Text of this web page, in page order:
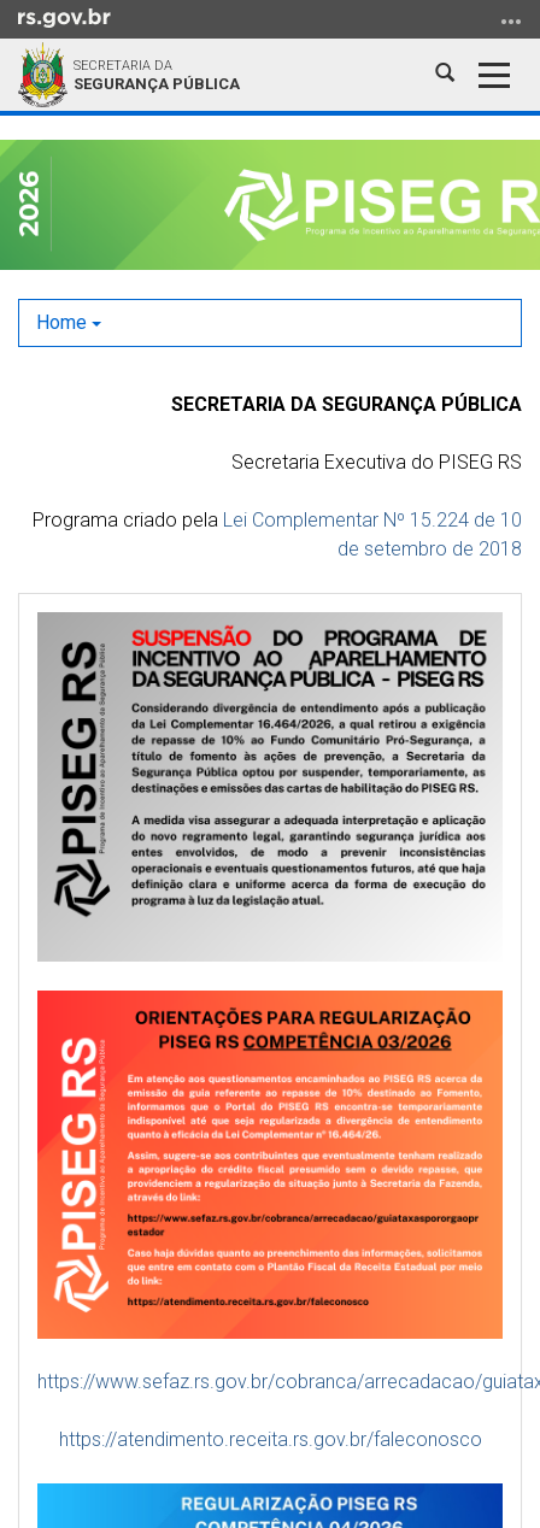
para
conteúdo
para
o
menu
para
busca
SECRETARIA DA
SEGURANÇA PÚBLICA
Abrir
do
conteúdo
Home
SECRETARIA DA SEGURANÇA PÚBLICA
Secretaria Executiva do PISEG RS
Programa criado pela Lei Complementar Nº 15.224 de 10
de setembro de 2018
https://www.sefaz.rs.gov.br/cobranca/arrecadacao/
https://atendimento.receita.rs.gov.br/faleconosco